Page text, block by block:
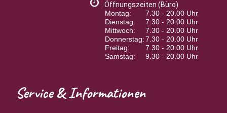
Öffnungszeiten (Büro)
Montag:
7.30 - 20.00 Uhr
Dienstag:
7.30 - 20.00 Uhr
Mittwoch:
7.30 - 20.00 Uhr
Donnerstag:7.30 - 20.00 Uhr
Freitag:
7.30 - 20.00 Uhr
Samstag:
9.30 - 20.00 Uhr
Service& Informationen